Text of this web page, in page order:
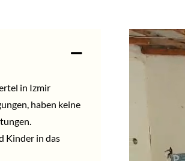
in Izmir
haben keine
Kinder in das